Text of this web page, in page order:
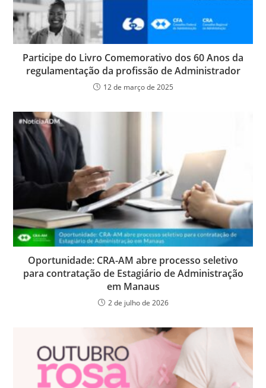
Participe do Livro Comemorativo dos 60 Anos da
regulamentação da profissão de Administrador
12 de março de 2025
Oportunidade: CRA-AM abre processo seletivo
para contratação de Estagiário de Administração
em Manaus
2 de julho de 2026